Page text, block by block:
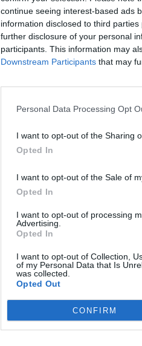
continue seeing interest-based ads
information disclosed to third
further disclosure of your personal
participants. This information may
Downstream Participants that may
Personal Data Processing Opt
I want to opt-out of the Sharing
Opted In
I want to opt-out of the Sale of
Opted In
I want to opt-out of processing
Advertising.
Opted In
I want to opt-out of Collection,
of my Personal Data that Is
was collected.
Opted Out
CONFIRM
Dodaj nas do